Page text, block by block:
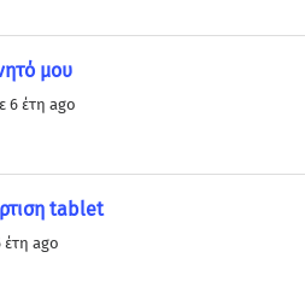
μου
6 έτη ago
tablet
ago